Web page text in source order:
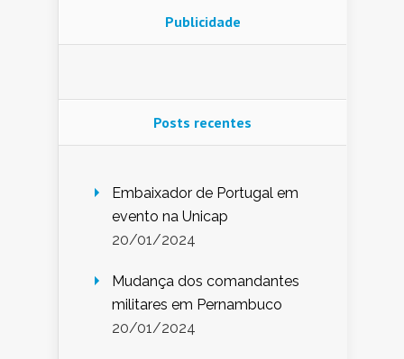
Publicidade
Posts recentes
Embaixador de Portugal em
evento na Unicap
20/01/2024
Mudança dos comandantes
militares em Pernambuco
20/01/2024